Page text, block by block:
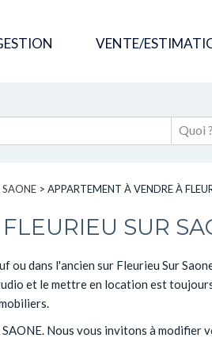
VENTE/
SAONE > APPARTEMENT À VENDRE À
SUR
ou dans l'ancien sur Fleurieu Sur
et le mettre en location est
Nous vous invitons à modifier